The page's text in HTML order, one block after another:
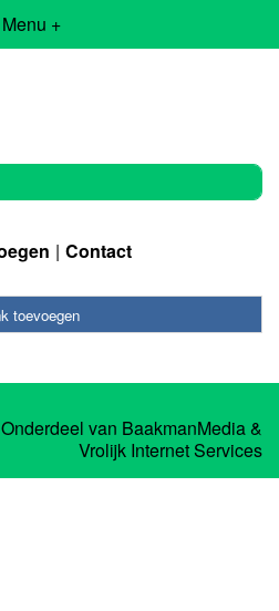
Menu +
Contact
toevoegen
van BaakmanMedia&
Vrolijk Internet Services